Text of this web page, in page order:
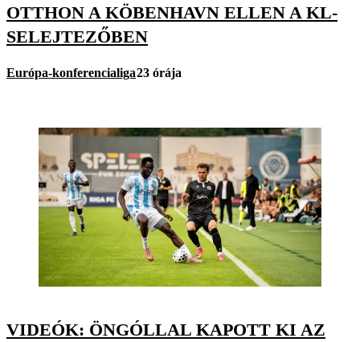
OTTHON A KÖBENHAVN ELLEN A KL-
SELEJTEZŐBEN
Európa-konferencialiga23 órája
VIDEÓK: ÖNGÓLLAL KAPOTT KI AZ